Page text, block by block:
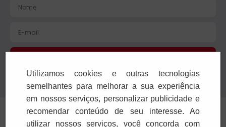
Confira nossa Política de Privacidade.
Institucional
Utilizamos cookies e outras tecnologias
semelhantes para melhorar a sua experiência
em nossos serviços, personalizar publicidade e
recomendar conteúdo de seu interesse. Ao
utilizar nossos serviços, você concorda com